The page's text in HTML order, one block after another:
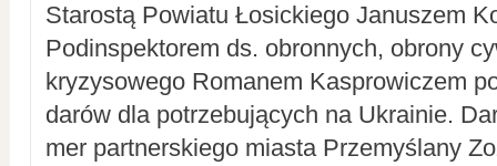
Starostą Powiatu Łosickiego Januszem
Podinspektorem ds. obronnych, obrony
kryzysowego Romanem Kasprowiczem
darów dla potrzebujących na Ukrainie.
mer partnerskiego miasta Przemyślany